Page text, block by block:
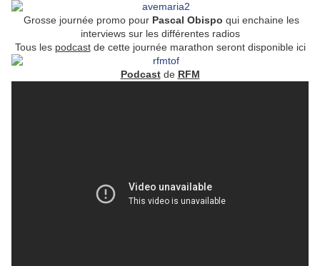
Grosse journée promo pour Pascal Obispo qui enchaine les
interviews sur les différentes radios
Tous les podcastde cette journée marathon seront disponible ici
Podcastde RFM